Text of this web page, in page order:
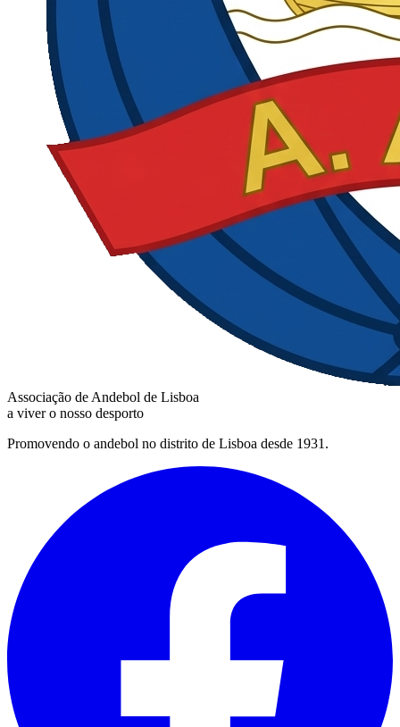
Associação de Andebol de Lisboa
a viver o nosso desporto
Promovendo o andebol no distrito de Lisboa desde 1931.